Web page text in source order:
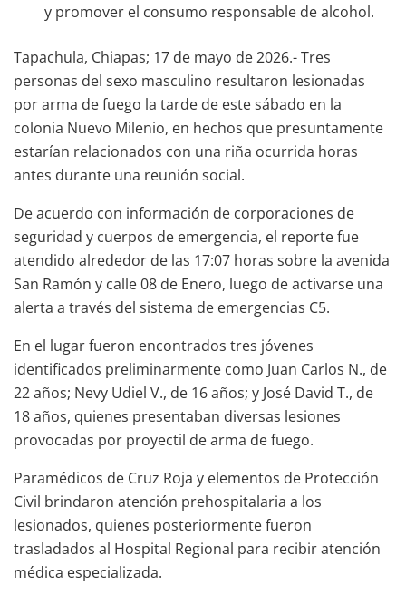
y promover el consumo responsable de alcohol.
Tapachula, Chiapas; 17 de mayo de 2026.- Tres
personas del sexo masculino resultaron lesionadas
por arma de fuego la tarde de este sábado en la
colonia Nuevo Milenio, en hechos que presuntamente
estarían relacionados con una riña ocurrida horas
antes durante una reunión social.
De acuerdo con información de corporaciones de
seguridad y cuerpos de emergencia, el reporte fue
atendido alrededor de las 17:07 horas sobre la avenida
San Ramón y calle 08 de Enero, luego de activarse una
alerta a través del sistema de emergencias C5.
En el lugar fueron encontrados tres jóvenes
identificados preliminarmente como Juan Carlos N., de
22 años; Nevy Udiel V., de 16 años; y José David T., de
18 años, quienes presentaban diversas lesiones
provocadas por proyectil de arma de fuego.
Paramédicos de Cruz Roja y elementos de Protección
Civil brindaron atención prehospitalaria a los
lesionados, quienes posteriormente fueron
trasladados al Hospital Regional para recibir atención
médica especializada.